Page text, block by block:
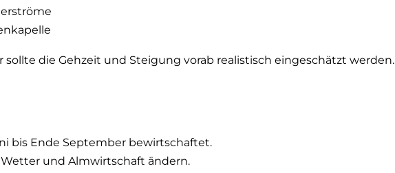
die Gehzeit und Steigung vorab realistisch eingeschätzt werden.
bis Ende September bewirtschaftet.
und Almwirtschaft ändern.